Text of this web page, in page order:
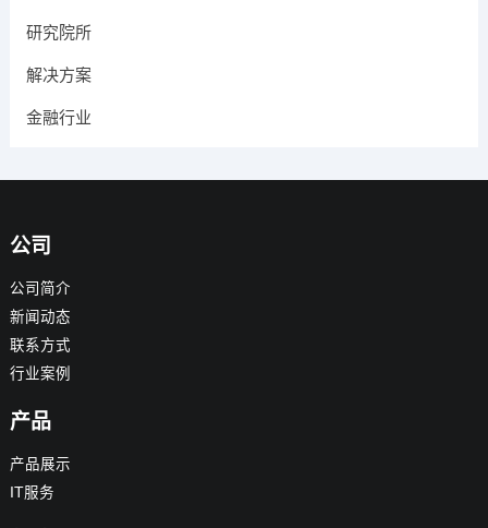
研究院所
解决方案
金融行业
公司
公司简介
新闻动态
联系方式
行业案例
产品
产品展示
IT服务